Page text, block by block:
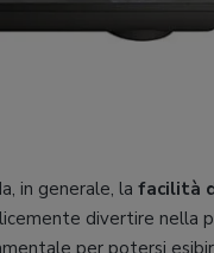
in generale, la facilità
divertire nella
per potersi